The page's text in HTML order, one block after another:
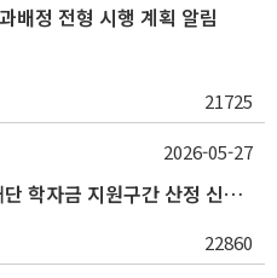
배정 전형 시행 계획 알림
21725
2026학년도 2학기 한국장학재단 학자금 지원구간 산정 신청 안내
22860
2026-05-27